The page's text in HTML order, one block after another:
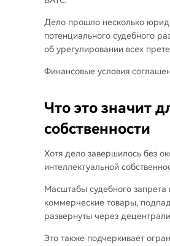
Дело прошло несколько
потенциального судебного
об урегулировании всех
Финансовые условия
Что это значит
собственности
Хотя дело завершилось без
интеллектуальной
Масштабы судебного запрета
коммерческие товары,
развернуты через
Это также подчеркивает